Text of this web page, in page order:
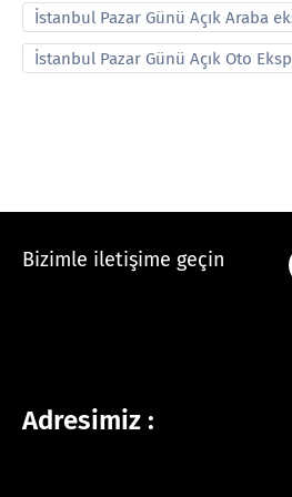
İstanbul Pazar Günü Açık Araba
İstanbul Pazar Günü Açık Oto
Bizimle iletişime geçin
Adresimiz :